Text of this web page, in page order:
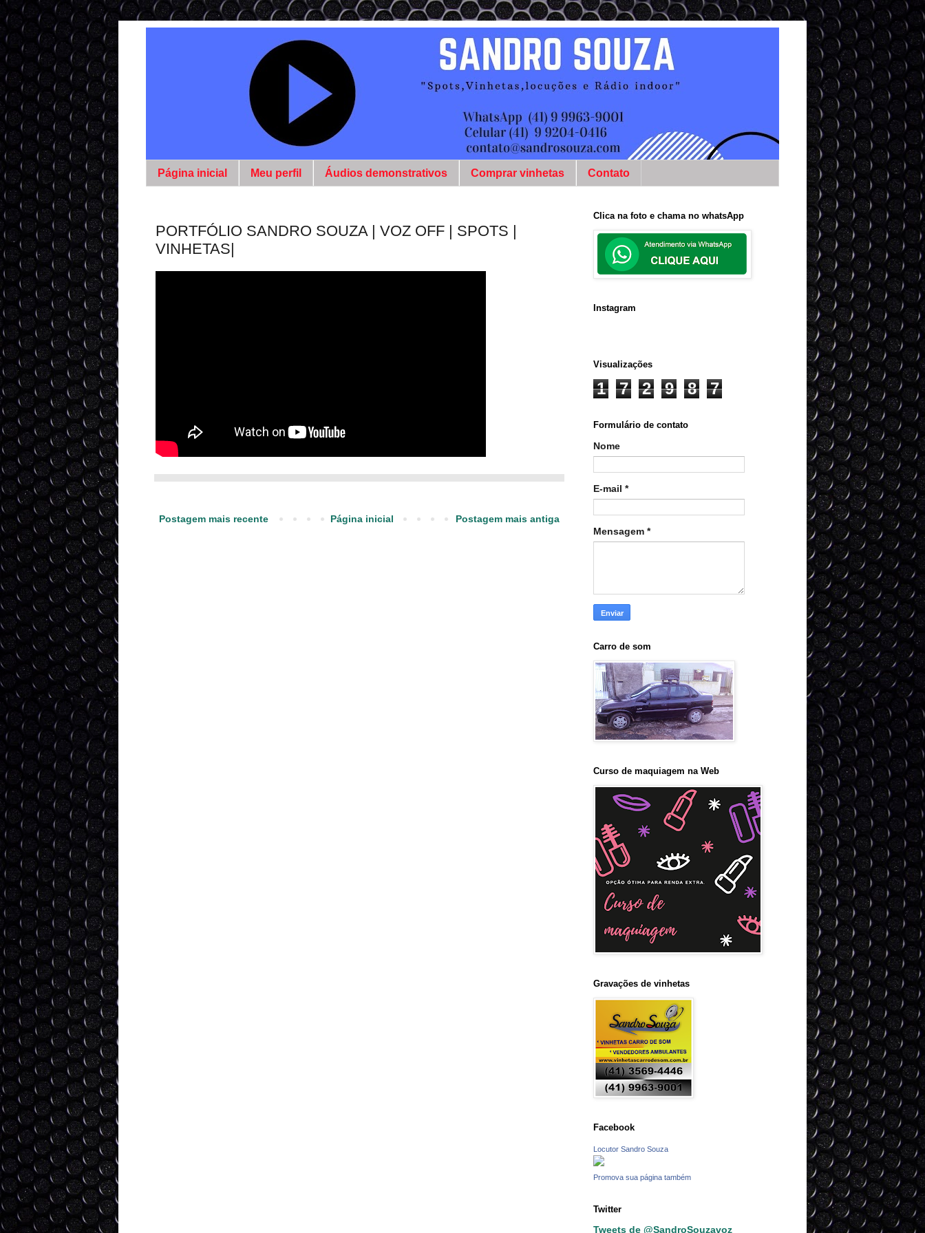
Página inicial Meu perfil Áudios demonstrativos Comprar vinhetas Contato
PORTFÓLIO SANDRO SOUZA | VOZ OFF | SPOTS |
VINHETAS|
Postagem mais recente Postagem mais antiga
Página inicial
Clica na foto e chama no whatsApp
Instagram
Visualizações
1 7 2 9 8 7
Formulário de contato
Nome
E-mail *
Mensagem *
Carro de som
Curso de maquiagem na Web
Gravações de vinhetas
Facebook
Locutor Sandro Souza
Promova sua página também
Twitter
Tweets de @SandroSouzavoz